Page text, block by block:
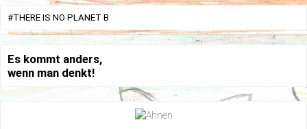
#THERE IS NO PLANET B
Es kommt anders,
wenn man denkt!